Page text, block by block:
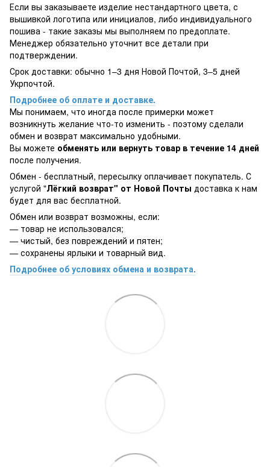
Если вы заказываете изделие нестандартного цвета, с
вышивкой логотипа или инициалов, либо индивидуального
пошива - такие заказы мы выполняем по предоплате.
Менеджер обязательно уточнит все детали при
подтверждении.
Срок доставки: обычно 1–3 дня Новой Почтой, 3–5 дней
Укрпочтой.
Подробнее об оплате и доставке.
Мы понимаем, что иногда после примерки может
возникнуть желание что-то изменить - поэтому сделали
обмен и возврат максимально удобными.
Вы можете обменять или вернуть товар в течение 14 дней
после получения.
Обмен - бесплатный, пересылку оплачивает покупатель. С
услугой "Лёгкий возврат" от Новой Почты доставка к нам
будет для вас бесплатной.
Обмен или возврат возможны, если:
— товар не использовался;
— чистый, без повреждений и пятен;
— сохранены ярлыки и товарный вид.
Подробнее об условиях обмена и возврата.